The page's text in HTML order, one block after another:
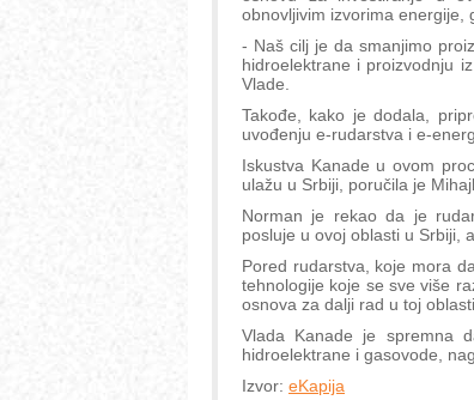
obnovljivim izvorima energije,
- Naš cilj je da smanjimo
hidroelektrane i proizvodnju
Vlade.
Takođe, kako je dodala,
uvođenju e-rudarstva i e-
Iskustva Kanade u ovom
ulažu u Srbiji, poručila je
Norman je rekao da je
posluje u ovoj oblasti u Srbiji,
Pored rudarstva, koje mora
tehnologije koje se sve više
osnova za dalji rad u toj
Vlada Kanade je spremna
hidroelektrane i gasovode,
Izvor: eKapija